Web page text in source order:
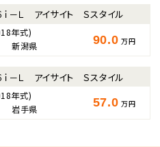
ｉ－Ｌ アイサイト Ｓスタイル
年式)
新潟県 90.0 万円
ｉ－Ｌ アイサイト Ｓスタイル
年式)
岩手県 57.0 万円